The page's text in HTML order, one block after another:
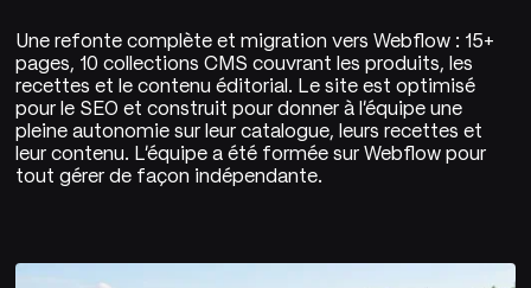
Une refonte complète et migration vers Webflow : 15+
pages, 10 collections CMS couvrant les produits, les
recettes et le contenu éditorial. Le site est optimisé
pour le SEO et construit pour donner à l'équipe une
pleine autonomie sur leur catalogue, leurs recettes et
leur contenu. L'équipe a été formée sur Webflow pour
tout gérer de façon indépendante.